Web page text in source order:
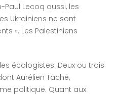
Lecoq aussi, les
Ukrainiens ne sont
». Les Palestiniens
écologistes. Deux ou trois
Aurélien Taché,
politique. Quant aux